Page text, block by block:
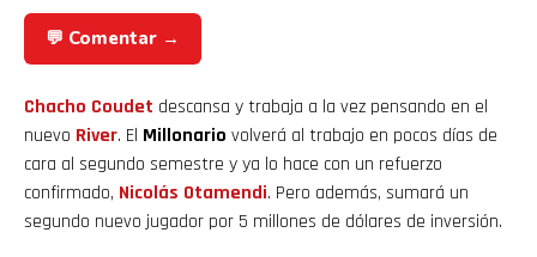
💬 Comentar →
Chacho Coudet descansa y trabaja a la vez pensando en el
nuevo River. El Millonario volverá al trabajo en pocos días de
cara al segundo semestre y ya lo hace con un refuerzo
confirmado, Nicolás Otamendi. Pero además, sumará un
segundo nuevo jugador por 5 millones de dólares de inversión.